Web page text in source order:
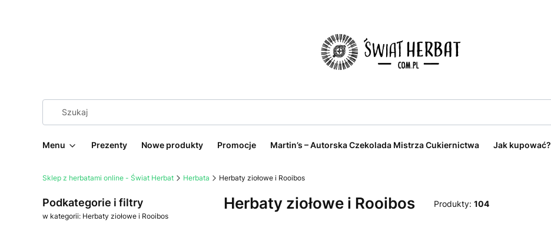
Menu Prezenty Nowe produkty Promocje Martin’s – Autorska Czekolada Mistrza Cukiernictwa Jak kupować?
Sklep z herbatami online - Świat Herbat Herbata Herbaty ziołowe i Rooibos
Podkategorie i filtry
w kategorii: Herbaty ziołowe i Rooibos
Herbaty ziołowe i Rooibos Produkty: 104